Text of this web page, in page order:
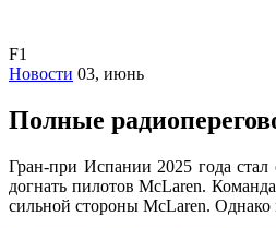
F1
Новости 03, июнь
Полные
Гран-при Испании 2025 года
догнать пилотов McLaren.
сильной стороны McLaren.